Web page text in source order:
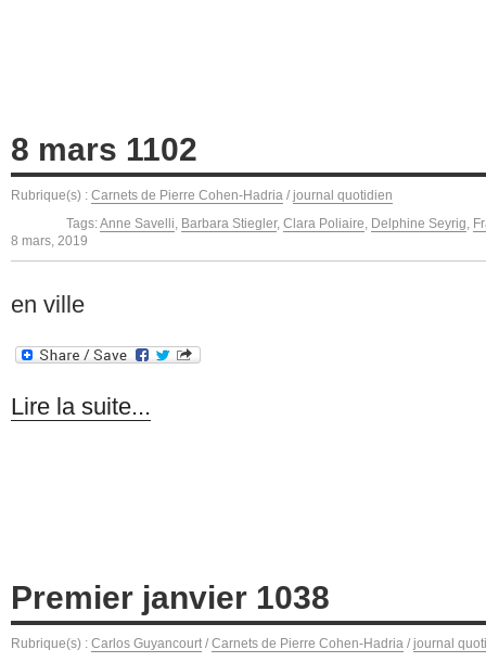
8 mars 1102
Rubrique(s) : Carnets de Pierre Cohen-Hadria / journal quotidien
Tags:Anne Savelli, Barbara Stiegler, Clara Poliaire, Delphine Seyrig,
8 mars, 2019
en ville
Lire la suite...
Premier janvier 1038
Rubrique(s) : Carlos Guyancourt / Carnets de Pierre Cohen-Hadria / journal